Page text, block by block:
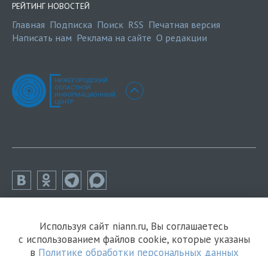
РЕЙТИНГ НОВОСТЕЙ
Главная Подписка Поиск RSS Печатная версия
Написать нам Реклама на сайте О редакции
Используя сайт niann.ru, Вы соглашаетесь
с использованием файлов cookie, которые указаны
в Политике обработки персональных данных